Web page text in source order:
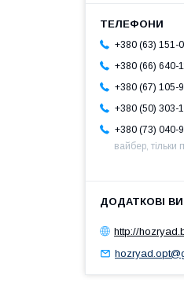
+380 (63) 151-
+380 (66) 640-
+380 (67) 105-
+380 (50) 303-
+380 (73) 040-
вайбер, тільки
http://